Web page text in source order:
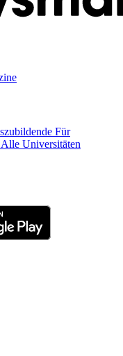
Für
Alle Universitäten